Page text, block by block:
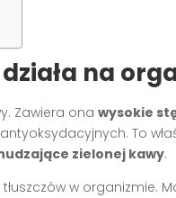
na
Zawiera ona wysokie
To
zielonej kawy.
w organizmie.